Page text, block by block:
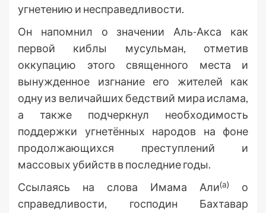
угнетению и несправедливости.
Он напомнил о значении Аль-Акса как
первой киблы мусульман, отметив
оккупацию этого священного места и
вынужденное изгнание его жителей как
одну из величайших бедствий мира ислама,
а также подчеркнул необходимость
поддержки угнетённых народов на фоне
продолжающихся преступлений и
массовых убийств в последние годы.
Ссылаясь на слова Имама Али(а)
о
справедливости, господин Бахтавар